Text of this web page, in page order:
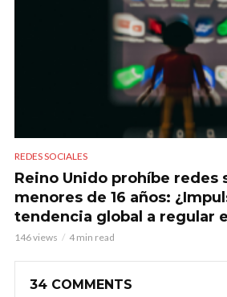
REDES SOCIALES
Reino Unido prohíbe redes
menores de 16 años:
tendencia global a regular
146 views 4 min read
34 COMMENTS